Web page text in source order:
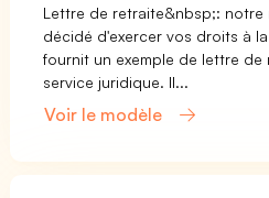
Lettre de retraite&nbsp;: notre
décidé d'exercer vos droits à
fournit un exemple de lettre
service juridique. Il...
Voir le modèle